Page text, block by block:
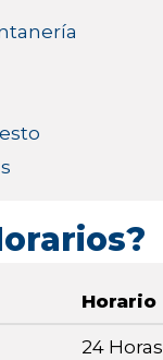
Horario
24 Horas